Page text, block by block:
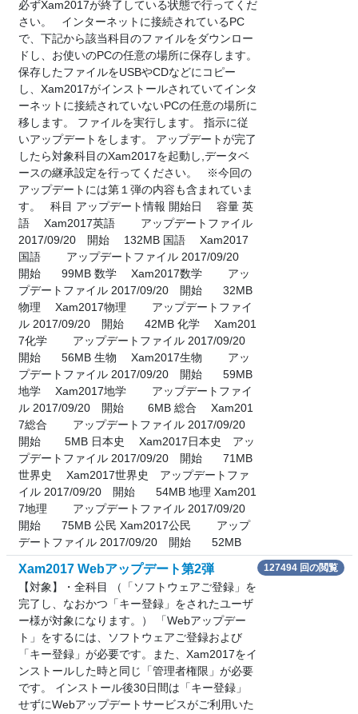
必ずXam2017が終了している状態で行ってくだ
さい。 インターネットに接続されているPC
で、下記から該当科目のファイルをダウンロー
ドし、お使いのPCの任意の場所に保存します。
保存したファイルをUSBやCDなどにコピー
し、Xam2017がインストールされていてインタ
ーネットに接続されていないPCの任意の場所に
移します。 ファイルを実行します。 指示に従
いアップデートをします。 アップデートが完了
したら対象科目のXam2017を起動し,データベ
ースの継承設定を行ってください。 ※今回の
アップデートには第１弾の内容も含まれていま
す。 科目 アップデート情報 開始日 容量 英
語 Xam2017英語 アップデートファイル
2017/09/20 開始 132MB 国語 Xam2017
国語 アップデートファイル 2017/09/20
開始 99MB 数学 Xam2017数学 アッ
プデートファイル 2017/09/20 開始 32MB
物理 Xam2017物理 アップデートファイ
ル 2017/09/20 開始 42MB 化学 Xam201
7化学 アップデートファイル 2017/09/20
開始 56MB 生物 Xam2017生物 アッ
プデートファイル 2017/09/20 開始 59MB
地学 Xam2017地学 アップデートファイ
ル 2017/09/20 開始 6MB 総合 Xam201
7総合 アップデートファイル 2017/09/20
開始 5MB 日本史 Xam2017日本史 アッ
プデートファイル 2017/09/20 開始 71MB
世界史 Xam2017世界史 アップデートファ
イル 2017/09/20 開始 54MB 地理 Xam201
7地理 アップデートファイル 2017/09/20
開始 75MB 公民 Xam2017公民 アップ
デートファイル 2017/09/20 開始 52MB
Xam2017 Webアップデート第2弾
【対象】・全科目 （「ソフトウェアご登録」を
完了し、なおかつ「キー登録」をされたユーザ
ー様が対象になります。） 「Webアップデー
ト」をするには、ソフトウェアご登録および
「キー登録」が必要です。また、Xam2017をイ
ンストールした時と同じ「管理者権限」が必要
です。 インストール後30日間は「キー登録」
せずにWebアップデートサービスがご利用いた
127494 回の閲覧